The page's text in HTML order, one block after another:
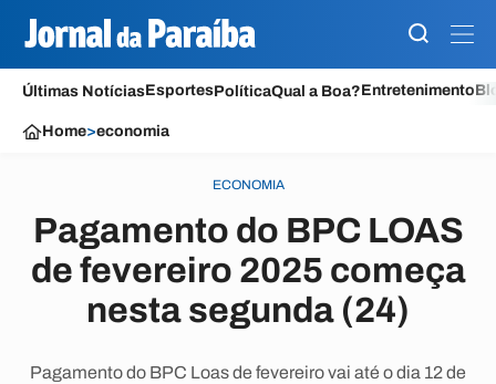
Últimas NotíciasEsportesPolíticaQual a Boa?Entretenimento
Home>economia
ECONOMIA
Pagamento do BPC LOAS
de fevereiro 2025 começa
nesta segunda (24)
Pagamento do BPC Loas de fevereiro vai até o dia 12 de